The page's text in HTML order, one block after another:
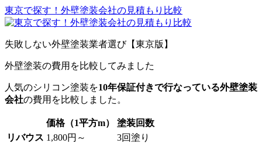
東京で探す！外壁塗装会社の見積もり比較
失敗しない外壁塗装業者選び【東京版】
外壁塗装の費用を比較してみました
人気のシリコン塗装を10年保証付きで行なっている外壁塗装
会社の費用を比較しました。
価格（1平方m）
塗装回数
リバウス 1,800円～
3回塗り